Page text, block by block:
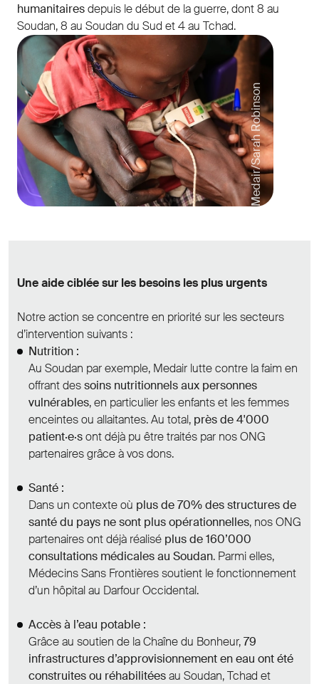
Medair/Sarah Robinson
humanitairesdepuis le début de la guerre, dont 8 au
Soudan, 8 au Soudan du Sud et 4 au Tchad.
Une aide ciblée sur les besoins les plus urgents
Notre action se concentre en priorité sur les secteurs
d’intervention suivants :
Nutrition :
Au Soudan par exemple, Medair lutte contre la faim en
offrant dessoins nutritionnels aux personnes
vulnérables, en particulier les enfants et les femmes
enceintes ou allaitantes. Au total, près de 4'000
patient·e·sont déjà pu être traités par nos ONG
partenaires grâce à vos dons.
Santé :
Dans un contexte où plus de 70% des structures de
santé du pays ne sont plus opérationnelles, nos ONG
partenaires ont déjà réalisé plus de 160’000
consultations médicales au Soudan. Parmi elles,
Médecins Sans Frontières soutient le fonctionnement
d’un hôpital au Darfour Occidental.
Accès à l’eau potable :
Grâce au soutien de la Chaîne du Bonheur,79
infrastructures d’approvisionnement en eau ont été
construites ou réhabilitéesau Soudan, Tchad et